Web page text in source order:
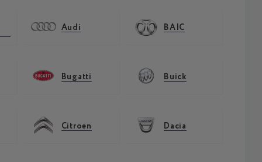
Audi BAIC
Bugatti Buick
Citroen Dacia